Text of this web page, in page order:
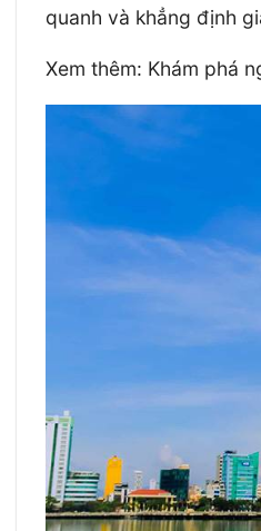
quanh và khẳng định
Xem thêm: Khám phá